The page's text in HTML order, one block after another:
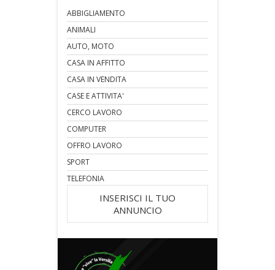
ABBIGLIAMENTO
ANIMALI
AUTO, MOTO
CASA IN AFFITTO
CASA IN VENDITA
CASE E ATTIVITA'
CERCO LAVORO
COMPUTER
OFFRO LAVORO
SPORT
TELEFONIA
INSERISCI IL TUO
ANNUNCIO